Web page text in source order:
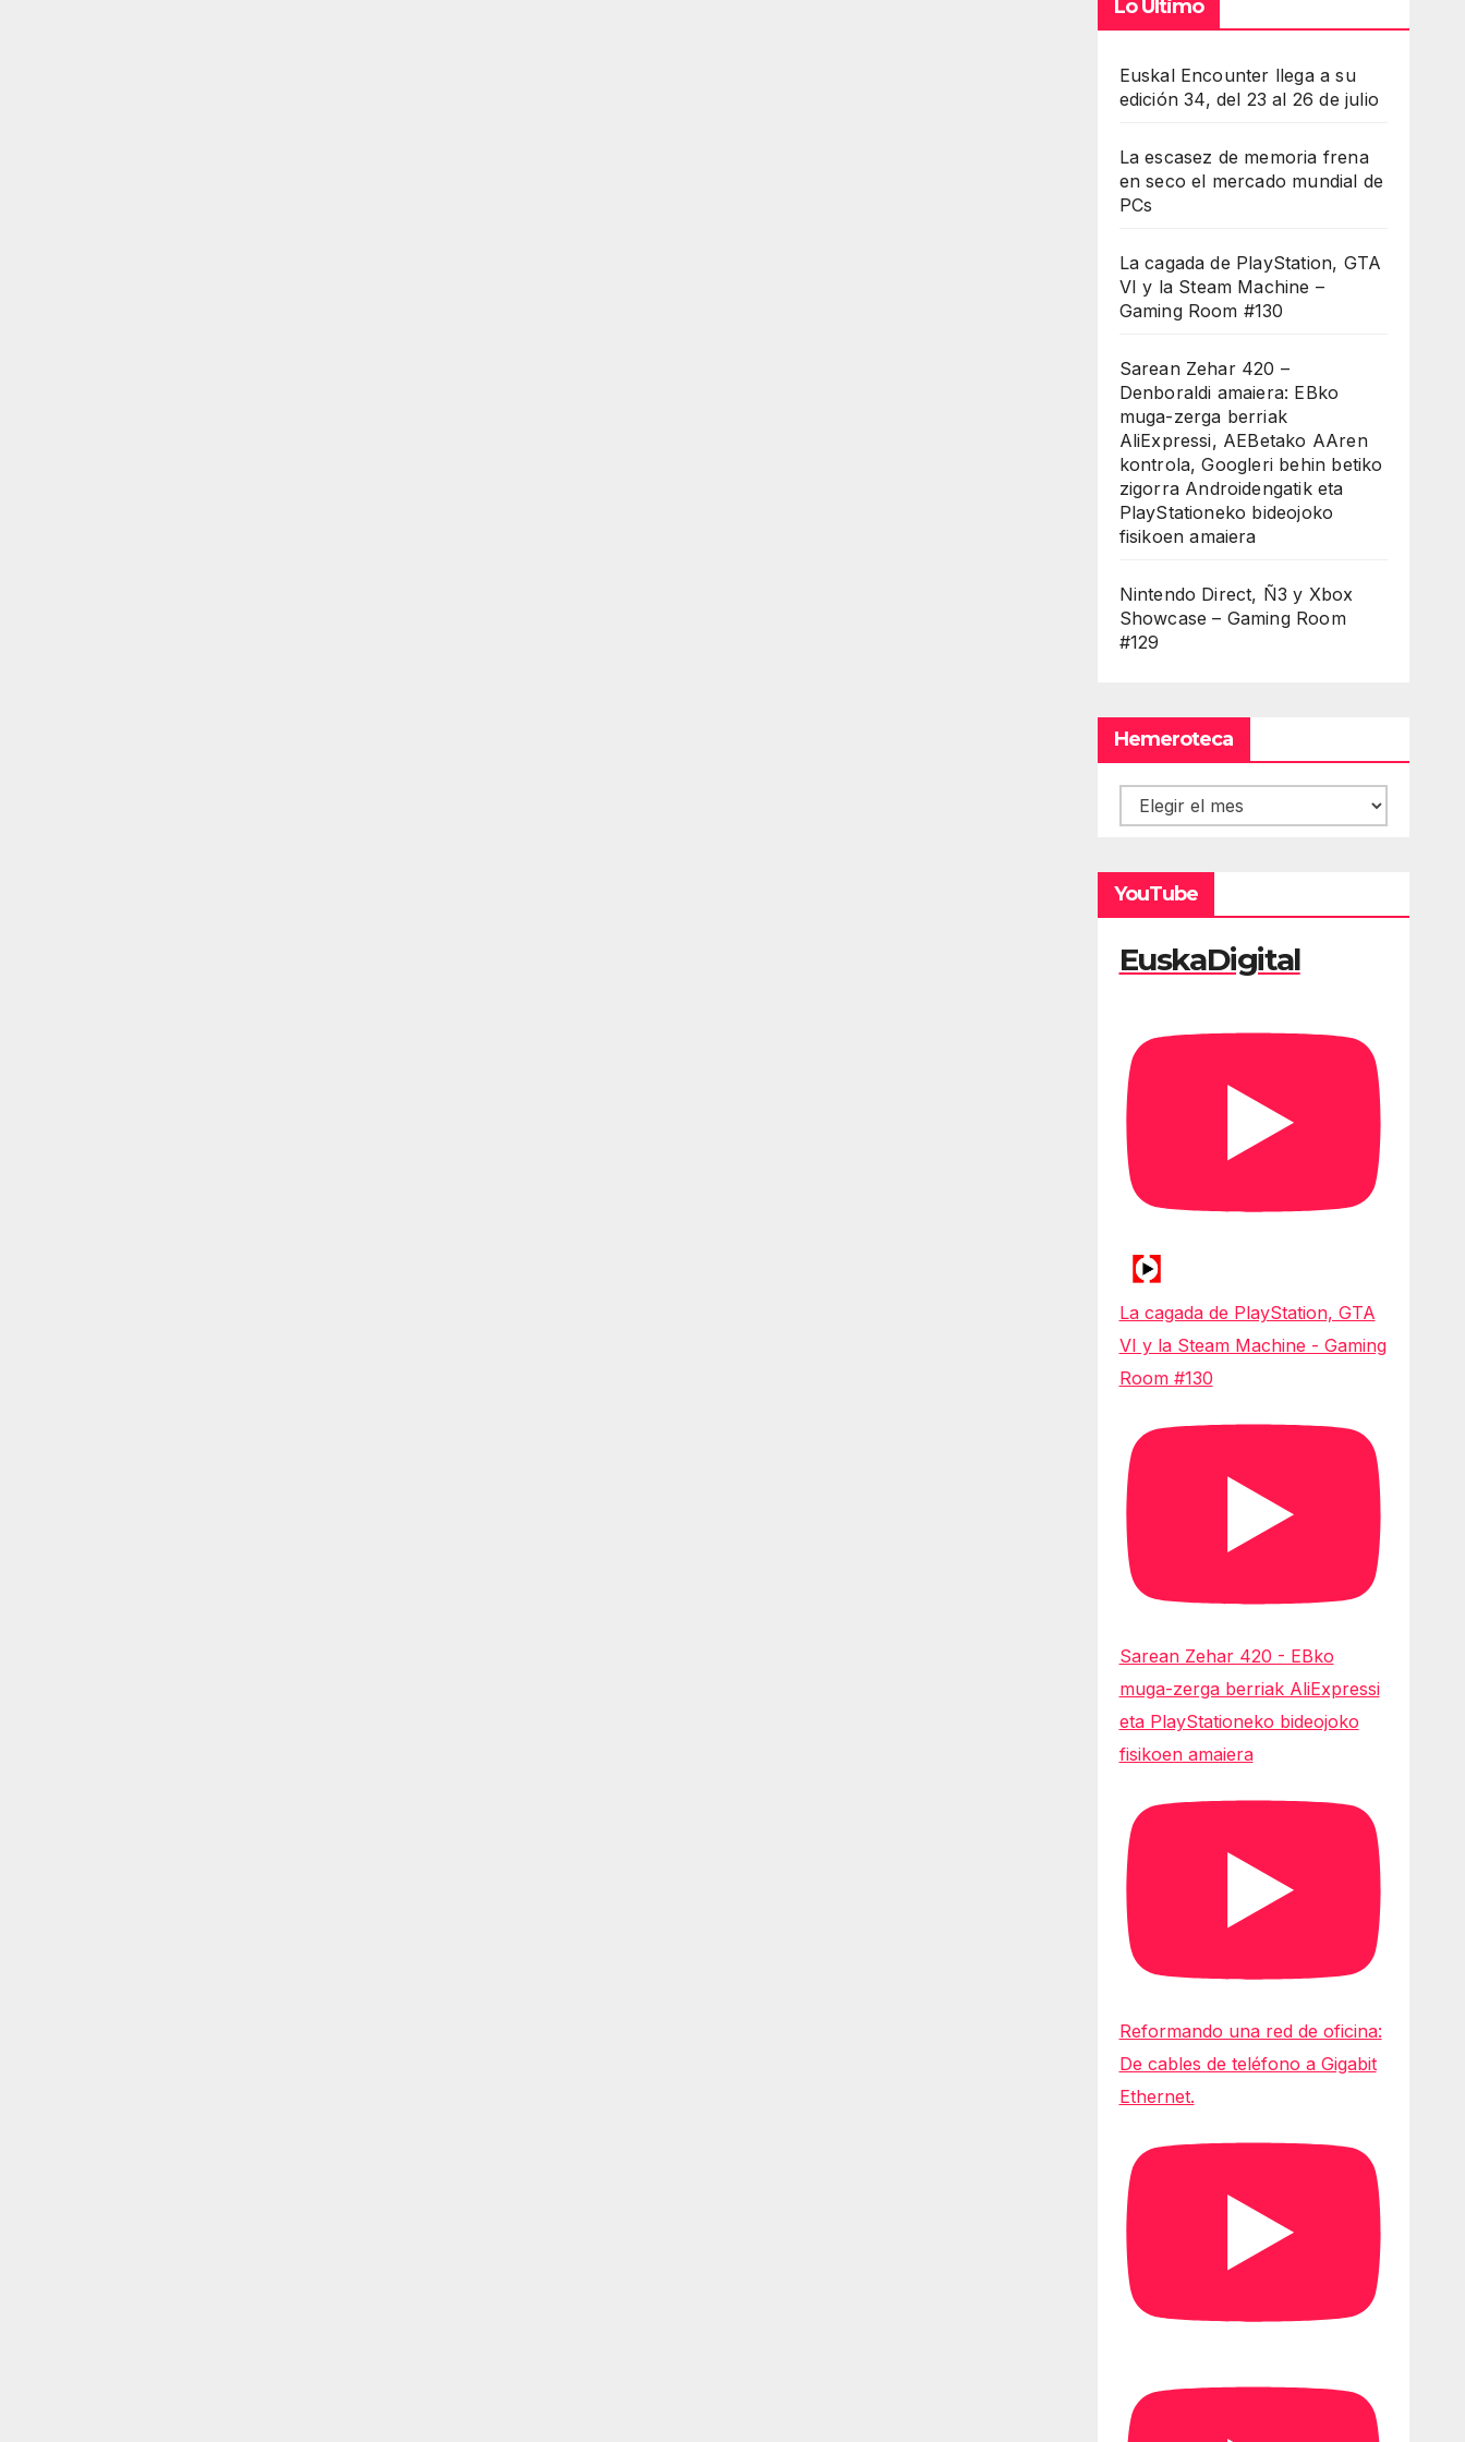
Lo Último
Euskal Encounter llega a su
edición 34, del 23 al 26 de julio
La escasez de memoria frena
en seco el mercado mundial de
PCs
La cagada de PlayStation, GTA
VI y la Steam Machine –
Gaming Room #130
Sarean Zehar 420 –
Denboraldi amaiera: EBko
muga-zerga berriak
AliExpressi, AEBetako AAren
kontrola, Googleri behin betiko
zigorra Androidengatik eta
PlayStationeko bideojoko
fisikoen amaiera
Nintendo Direct, Ñ3 y Xbox
Showcase – Gaming Room
#129
Hemeroteca
Hemeroteca
YouTube
EuskaDigital
La cagada de PlayStation, GTA
VI y la Steam Machine - Gaming
Room #130
Sarean Zehar 420 - EBko
muga-zerga berriak AliExpressi
eta PlayStationeko bideojoko
fisikoen amaiera
Reformando una red de oficina:
De cables de teléfono a Gigabit
Ethernet.